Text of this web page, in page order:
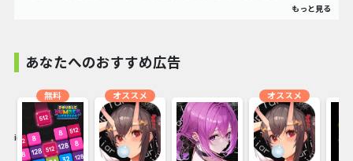
です。頭を使うパズル解きと論理的な作戦を必要とするこの
あなたへのおすすめ広告
無料 オススメ オススメ